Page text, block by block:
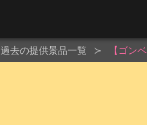
過去の提供景品一覧 【ゴン